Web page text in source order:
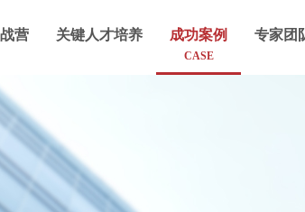
营 关键人才培养 成功案例
CASE
专家团